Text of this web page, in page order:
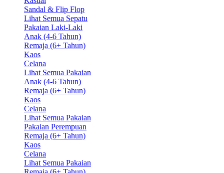
Sandal & Flip Flop
Lihat Semua Sepatu
Pakaian Laki-Laki
Anak (4-6 Tahun)
Remaja (6+ Tahun)
Kaos
Celana
Lihat Semua Pakaian
Anak (4-6 Tahun)
Remaja (6+ Tahun)
Kaos
Celana
Lihat Semua Pakaian
Pakaian Perempuan
Remaja (6+ Tahun)
Kaos
Celana
Lihat Semua Pakaian